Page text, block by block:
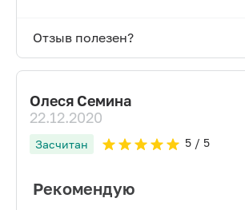
Отзыв полезен?
Олеся Семина
22.12.2020
Засчитан 5/ 5
Рекомендую